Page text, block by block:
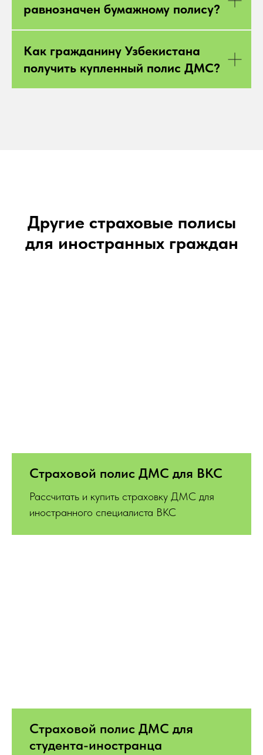
равнозначен бумажному полису?
Как гражданину Узбекистана
получить купленный полис ДМС?
Другие страховые полисы
для иностранных граждан
Страховой полис ДМС для ВКС
Рассчитать и купить страховку ДМС для
иностранного специалиста ВКС
Страховой полис ДМС для
студента-иностранца